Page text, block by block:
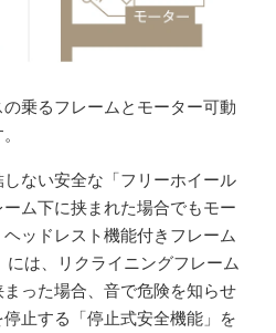
乗るフレームとモーター可動
ない安全な「フリーホイール
ム下に挟まれた場合でもモー
ッドレスト機能付きフレーム
には、リクライニングフレーム
った場合、音で危険を知らせ
止する「停止式安全機能」を